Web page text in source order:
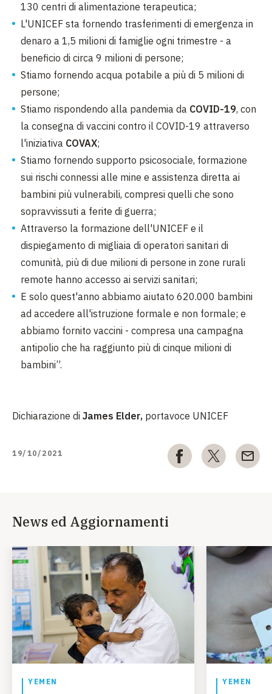
130 centri di alimentazione terapeutica;
L'UNICEF sta fornendo trasferimenti di emergenza in
denaro a 1,5 milioni di famiglie ogni trimestre - a
beneficio di circa 9 milioni di persone;
Stiamo fornendo acqua potabile a più di 5 milioni di
persone;
Stiamo rispondendo alla pandemia da COVID-19, con
la consegna di vaccini contro il COVID-19 attraverso
l'iniziativa COVAX;
Stiamo fornendo supporto psicosociale, formazione
sui rischi connessi alle mine e assistenza diretta ai
bambini più vulnerabili, compresi quelli che sono
sopravvissuti a ferite di guerra;
Attraverso la formazione dell'UNICEF e il
dispiegamento di migliaia di operatori sanitari di
comunità, più di due milioni di persone in zone rurali
remote hanno accesso ai servizi sanitari;
E solo quest'anno abbiamo aiutato 620.000 bambini
ad accedere all'istruzione formale e non formale; e
abbiamo fornito vaccini - compresa una campagna
antipolio che ha raggiunto più di cinque milioni di
bambini”.
Dichiarazione di James Elder, portavoce UNICEF
19/10/2021
News ed Aggiornamenti
YEMEN YEMEN